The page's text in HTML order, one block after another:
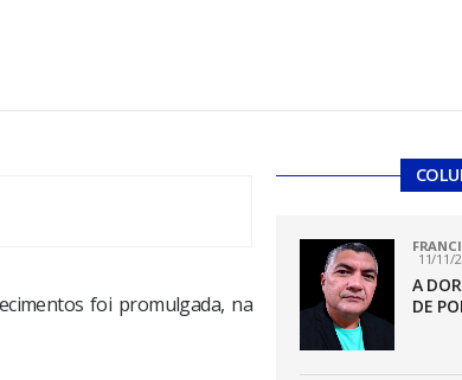
foi promulgada, na
11/11/
A
DE